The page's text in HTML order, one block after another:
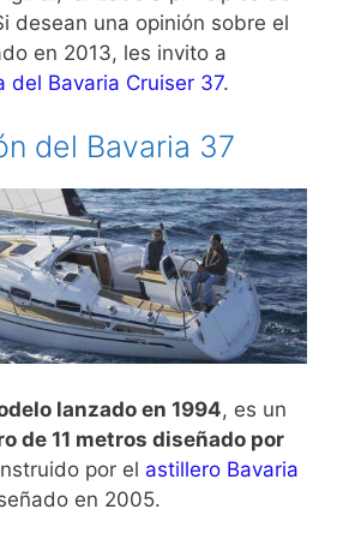
desean una opinión sobre el
en 2013, les invito a
del Bavaria Cruiser 37.
del Bavaria 37
lanzado en 1994, es un
de 11 metros diseñado por
por el astillero Bavaria
en 2005.